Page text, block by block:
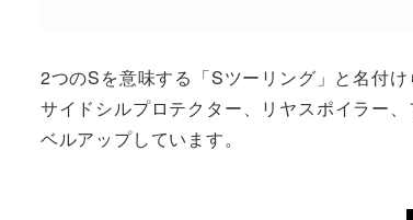
2つのSを意味する「Sツーリング」と名付
サイドシルプロテクター、リヤスポイラー
ベルアップしています。